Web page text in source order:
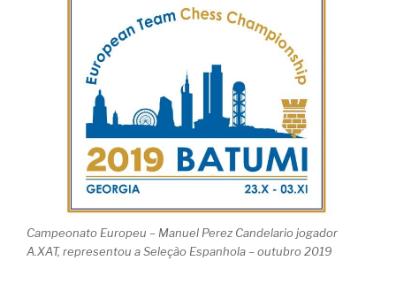
Campeonato Europeu – Manuel Perez Candelario jogador
A.XAT, representou a Seleção Espanhola – outubro 2019